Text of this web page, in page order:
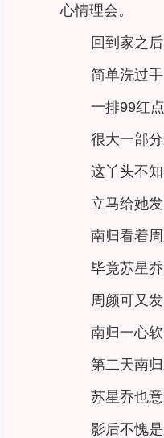
心情理会。
回到家之
简单洗过
一排99红点
很大一部分
这丫头不
立马给她
南归看着
毕竟苏星
周颜可又
南归一心软
第二天南
苏星乔也
影后不愧